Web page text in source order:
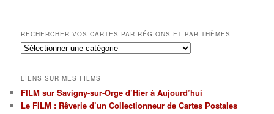
articles
RECHERCHER VOS CARTES PAR RÉGIONS ET PAR THÈMES
Rechercher
par
régions
et
LIENS SUR MES FILMS
FILM sur Savigny-sur-Orge d’Hier à Aujourd’hui
Le FILM : Rêverie d’un Collectionneur de Cartes Postales